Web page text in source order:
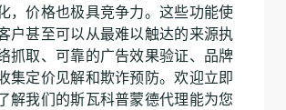
，价格也极具竞争力。这些功能使
户甚至可以从最难以触达的来源执
抓取、可靠的广告效果验证、品牌
集定价见解和欺诈预防。欢迎立即
解我们的斯瓦科普蒙德代理能为您